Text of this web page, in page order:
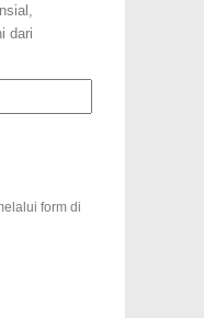
dari
form di